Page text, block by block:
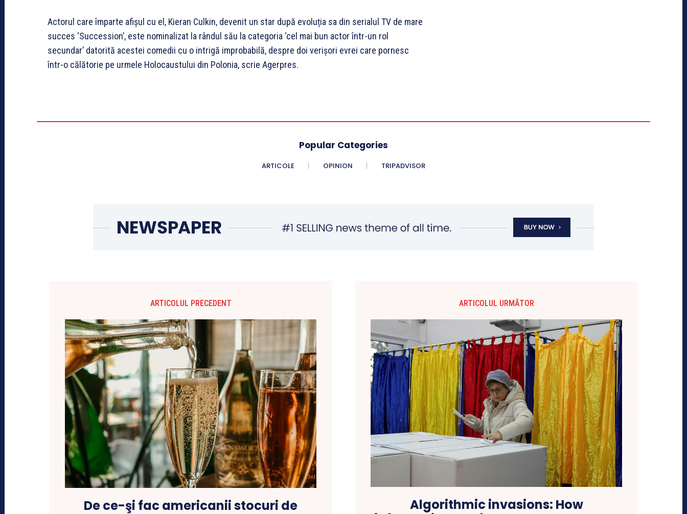
Actorul care împarte afișul cu el, Kieran Culkin, devenit un star după evoluția sa din serialul TV de mare
succes ‘Succession’, este nominalizat la rândul său la categoria ‘cel mai bun actor într-un rol
secundar’ datorită acestei comedii cu o intrigă improbabilă, despre doi verișori evrei care pornesc
într-o călătorie pe urmele Holocaustului din Polonia, scrie Agerpres.
Popular Categories
ARTICOLE OPINION TRIPADVISOR
ARTICOLUL PRECEDENT
De ce-şi fac americanii stocuri de
ARTICOLUL URMĂTOR
Algorithmic invasions: How